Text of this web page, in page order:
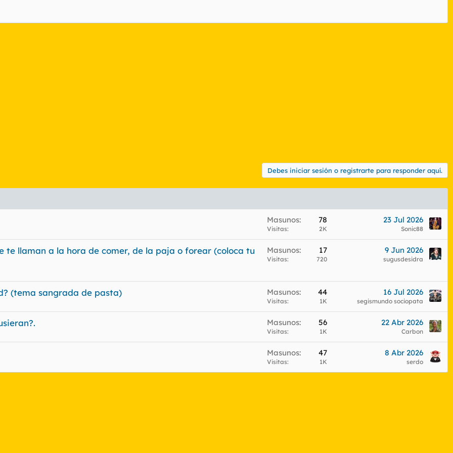
Debes iniciar sesión o registrarte para responder aquí.
Masunos 78
Visitas 2K
23 Jul 2026
Sonic88
te llaman a la hora de comer, de la paja o forear (coloca tu
Masunos 17
Visitas 720
9 Jun 2026
sugusdesidra
(tema sangrada de pasta) Masunos 44
Visitas 1K
16 Jul 2026
segismundo sociopata
Masunos 56
Visitas 1K
22 Abr 2026
Carbon
Masunos 47
Visitas 1K
8 Abr 2026
serdo